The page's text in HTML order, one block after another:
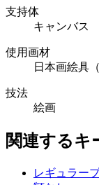
支持体
キャンバス
使用画材
日本画絵具
技法
絵画
関連するキ
レギュラー